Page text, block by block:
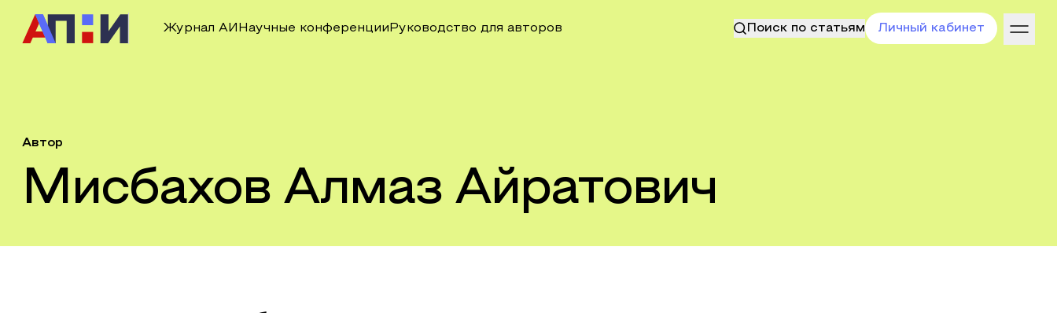
Журнал АИ Научные конференции Руководство для авторов Поиск по статьям Личный кабинет
Автор
Мисбахов Алмаз Айратович